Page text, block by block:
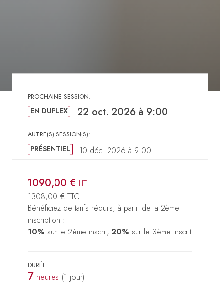
EN DUPLEX 22 oct. 2026 à 9:00
PRÉSENTIEL 10 déc. 2026 à 9:00
1090,00 € HT
1308,00 € TTC
Bénéficiez de tarifs réduits, à partir de la 2ème
inscription :
10% sur le 2ème inscrit, 20% sur le 3ème inscrit
DURÉE
7 heures (1 jour)